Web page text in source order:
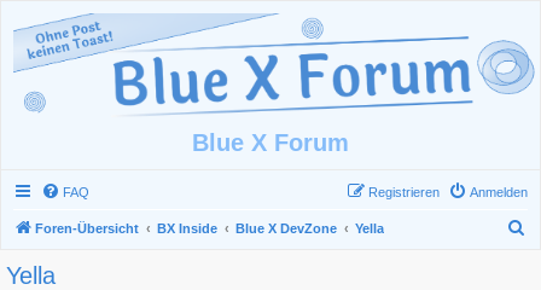
Blue X Forum
FAQ Anmelden
Registrieren
Foren-Übersicht BX Inside Blue X DevZone Yella
Yella